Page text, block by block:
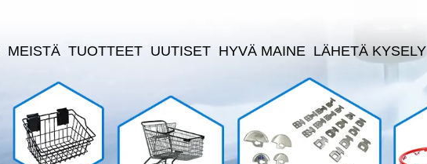
MEISTÄ TUOTTEET UUTISET HYVÄ MAINE LÄHETÄ KYSELY